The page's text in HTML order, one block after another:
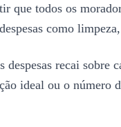
que todos os
como
despesas recai
ideal ou o número